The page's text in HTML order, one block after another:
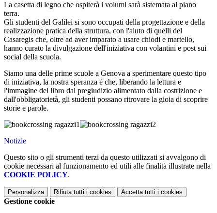
La casetta di legno che ospiterà i volumi sarà sistemata al piano
terra.
Gli studenti del Galilei si sono occupati della progettazione e della
realizzazione pratica della struttura, con l'aiuto di quelli del
Casaregis che, oltre ad aver imparato a usare chiodi e martello,
hanno curato la divulgazione dell'iniziativa con volantini e post sui
social della scuola.
Siamo una delle prime scuole a Genova a sperimentare questo tipo
di iniziativa, la nostra speranza è che, liberando la lettura e
l'immagine del libro dal pregiudizio alimentato dalla costrizione e
dall'obbligatorietà, gli studenti possano ritrovare la gioia di scoprire
storie e parole.
Notizie
Questo sito o gli strumenti terzi da questo utilizzati si avvalgono di
cookie necessari al funzionamento ed utili alle finalità illustrate nella
COOKIE POLICY.
Personalizza Rifiuta tutti i cookies Accetta tutti i cookies
Gestione cookie